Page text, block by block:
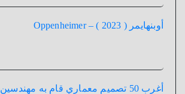
أوبنهايمر ( 2023 ) – Oppenheimer
أغرب 50 تصميم معماري قام به مهندسين